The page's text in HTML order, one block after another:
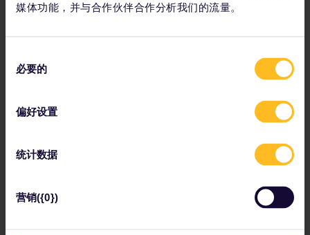
媒体功能，并与合作伙伴合作分析我们的流量。
必要的
偏好设置
统计数据
营销({0})
由于施工原因，从萨格勒布出发的国际列车路线已停运
士。该巴士不属于通票网络，必须单独购票。旅行时
窝